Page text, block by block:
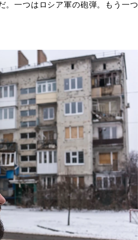
。一つはロシア軍の砲弾。もう一つ